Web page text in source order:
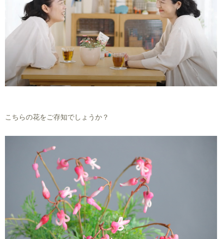
こちらの花をご存知でしょうか？